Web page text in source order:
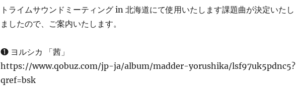
トライムサウンドミーティング in 北海道にて使用いたします課題曲が決定いたし
ましたので、ご案内いたします。
❶ ヨルシカ 「茜」
https://www.qobuz.com/jp-ja/album/madder-yorushika/lsf97uk5pdnc5?
qref=bsk